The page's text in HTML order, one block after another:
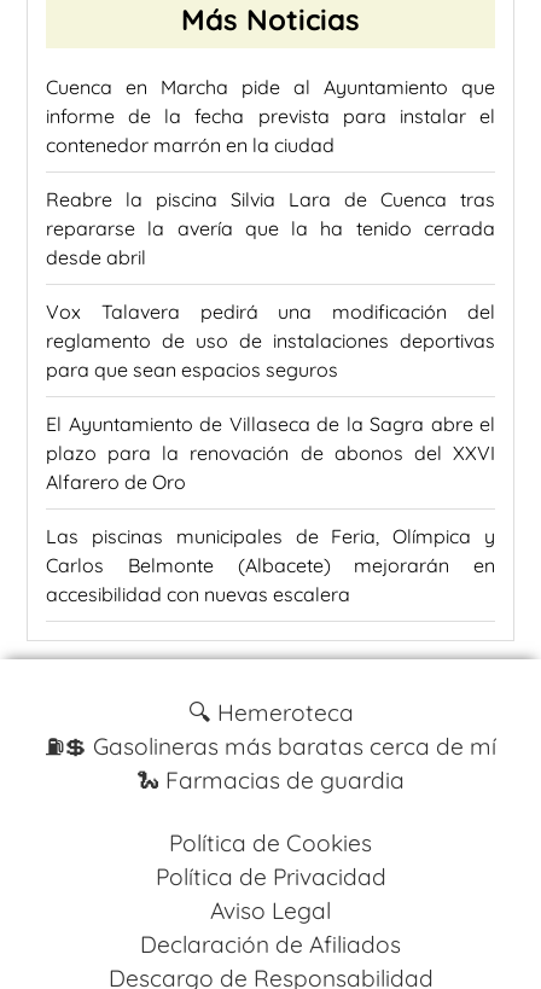
Más Noticias
Cuenca en Marcha pide al Ayuntamiento que
informe de la fecha prevista para instalar el
contenedor marrón en la ciudad
Reabre la piscina Silvia Lara de Cuenca tras
repararse la avería que la ha tenido cerrada
desde abril
Vox Talavera pedirá una modificación del
reglamento de uso de instalaciones deportivas
para que sean espacios seguros
El Ayuntamiento de Villaseca de la Sagra abre el
plazo para la renovación de abonos del XXVI
Alfarero de Oro
Las piscinas municipales de Feria, Olímpica y
Carlos Belmonte (Albacete) mejorarán en
accesibilidad con nuevas escalera
🔍 Hemeroteca
⛽️💲 Gasolineras más baratas cerca de mí
🐍 Farmacias de guardia
Política de Cookies
Política de Privacidad
Aviso Legal
Declaración de Afiliados
Descargo de Responsabilidad